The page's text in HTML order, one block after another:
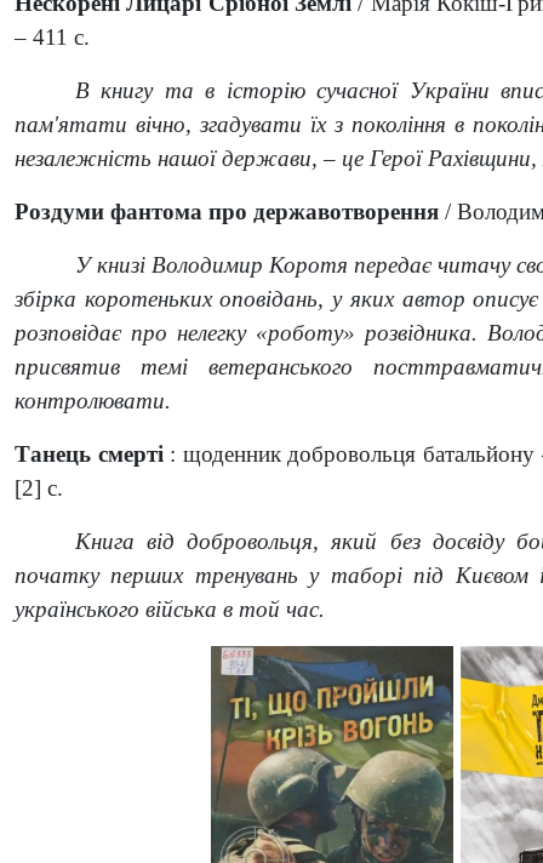
– 411 с.
В книгу та в історію сучасної України
пам'ятати вічно, згадувати їх з покоління в
незалежність нашої держави, – це Герої Рахівщини,
Роздуми фантома про державотворення /
У книзі Володимир Коротя передає читачу
збірка коротеньких оповідань, у яких автор
розповідає про нелегку «роботу» розвідника.
присвятив темі ветеранського
контролювати.
Танець смерті : щоденник добровольця
[2] с.
Книга від добровольця, який без досвіду
початку перших тренувань у таборі під Києвом
українського війська в той час.